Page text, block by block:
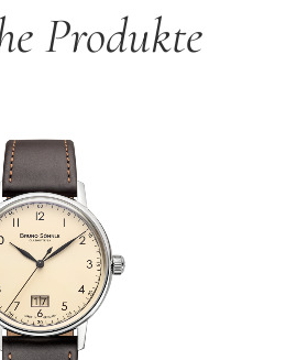
Produkte